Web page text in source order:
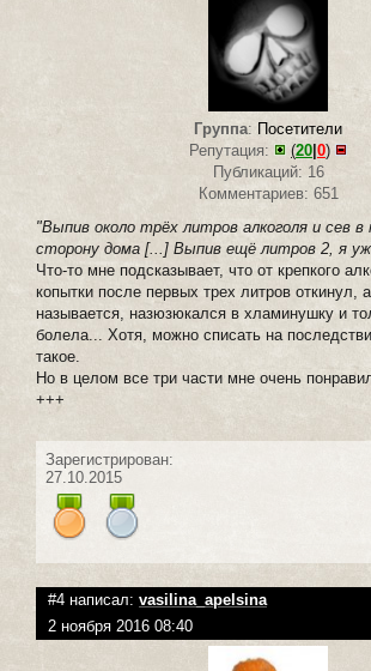
Группа: Посетители
Репутация:
(20 0)
Публикаций: 16
Комментариев: 651
"Выпив около трёх литров алкоголя и сев в
сторону дома [...] Выпив ещё литров 2, я
Что-то мне подсказывает, что от крепкого
копытки после первых трех литров откинул,
называется, назюзюкался в хламинушку и
болела... Хотя, можно списать на
такое.
Но в целом все три части мне очень
+++
Зарегистрирован:
27.10.2015
#4 написал: vasilina_apelsina
2 ноября 2016 08:40